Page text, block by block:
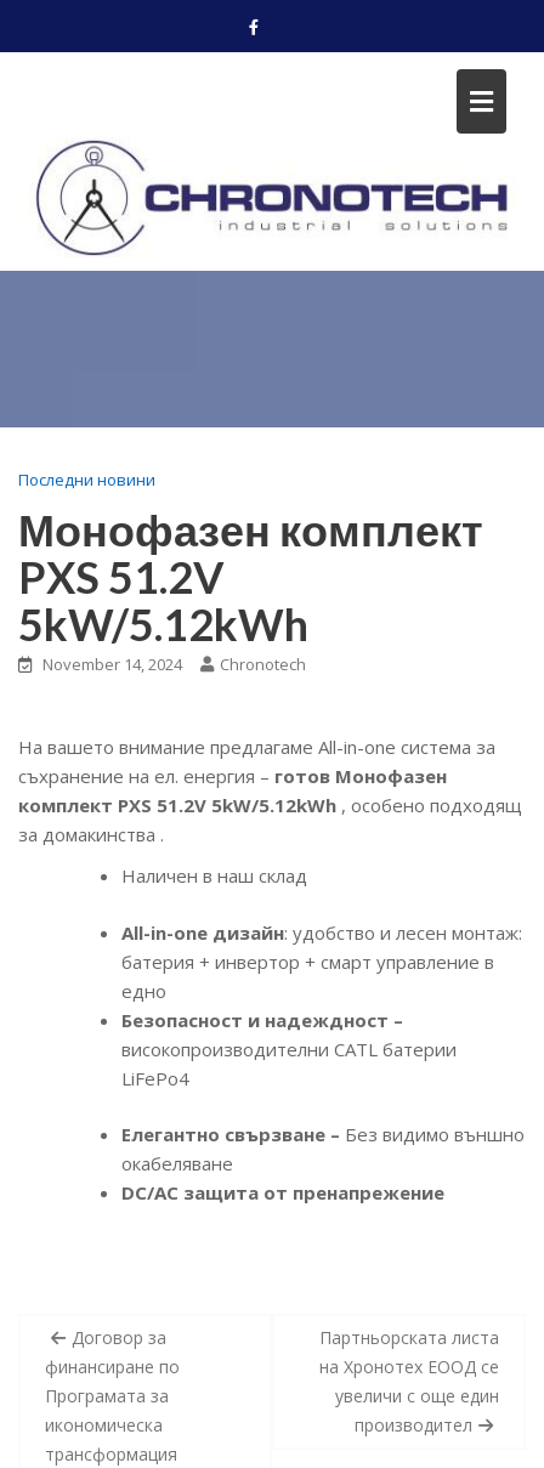
Последни новини
Монофазен комплект
PXS 51.2V
5kW/5.12kWh
November 14, 2024 Chronotech
На вашето внимание предлагаме All-in-one система за
съхранение на ел. енергия – готов Монофазен
комплект PXS 51.2V 5kW/5.12kWh , особено подходящ
за домакинства .
Наличен в наш склад
All-in-one дизайн: удобство и лесен монтаж:
батерия + инвертор + смарт управление в
едно
Безопасност и надеждност –
високопроизводителни CATL батерии
LiFePo4
Елегантно свързване – Без видимо външно
окабеляване
DC/AC защита от пренапрежение
Post
navigation
Договор за
финансиране по
Програмата за
икономическа
трансформация
Партньорската листа
на Хронотех ЕООД се
увеличи с още един
производител